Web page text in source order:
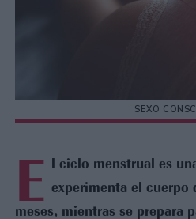
SEXO
E l ciclo menstrual es
experimenta el
meses, mientras se prepara